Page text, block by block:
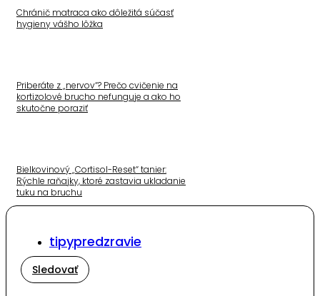
Chránič matraca ako dôležitá súčasť
hygieny vášho lôžka
Priberáte z „nervov“? Prečo cvičenie na
kortizolové brucho nefunguje a ako ho
skutočne poraziť
Bielkovinový „Cortisol-Reset“ tanier:
Rýchle raňajky, ktoré zastavia ukladanie
tuku na bruchu
tipypredzravie
Sledovať